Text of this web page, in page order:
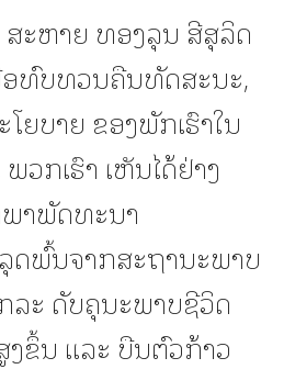
ສະຫາຍ ທອງລຸນ ສີສຸລິດ
ອທົບທວນຄືນທັດສະນະ,
ຍບາຍ ຂອງພັກເຮົາໃນ
ວກເຮົາ ເຫັນໄດ້ຢ່າງ
ພາພັດທະນາ
ດພົ້ນຈາກສະຖານະພາບ
ະ ດັບຄຸນະພາບຊີວິດ
ຂຶ້ນ ແລະ ບືນຕົວກ້າວ